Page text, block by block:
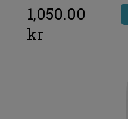
1,050.00
kr